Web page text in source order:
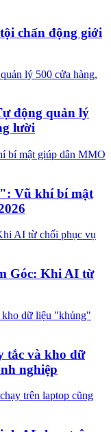
chấn động giới
động quản lý
lười
Vũ khí bí mật
Góc: Khi AI từ
tắc và kho dữ
nghiệp